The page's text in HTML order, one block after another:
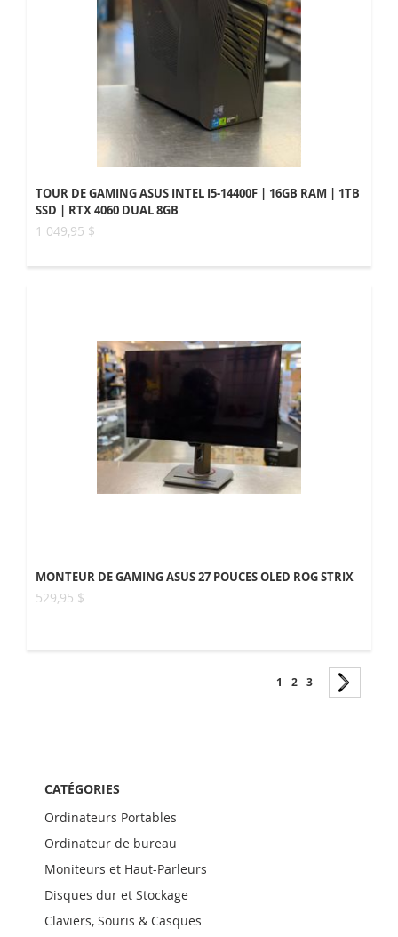
TOUR DE GAMING ASUS INTEL I5-14400F | 16GB RAM | 1TB
SSD | RTX 4060 DUAL 8GB
1 049,95 $
MONTEUR DE GAMING ASUS 27 POUCES OLED ROG STRIX
529,95 $
Page
1 2 3
CATÉGORIES
Ordinateurs Portables
Ordinateur de bureau
Moniteurs et Haut-Parleurs
Disques dur et Stockage
Claviers, Souris & Casques